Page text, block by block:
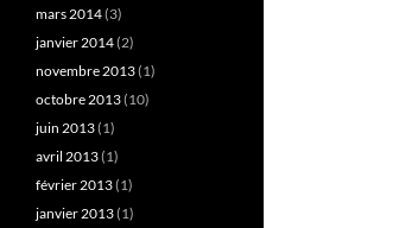
mars 2014(3)
janvier 2014(2)
novembre 2013(1)
octobre 2013(10)
juin 2013(1)
avril 2013(1)
février 2013(1)
janvier 2013(1)